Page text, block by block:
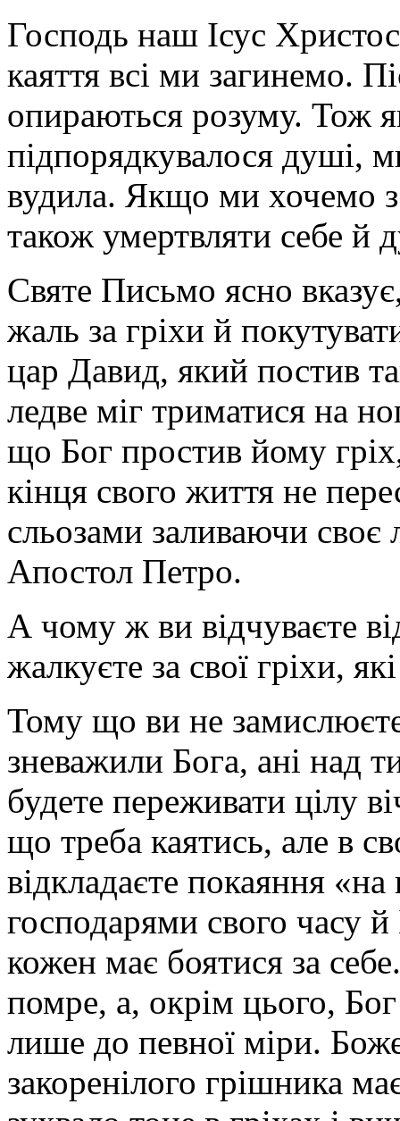
Господь наш Ісус
каяття всі ми загинемо.
опираються розуму. Тож
підпорядкувалося душі,
вудила. Якщо ми хочемо
також умертвляти себе й
Святе Письмо ясно
жаль за гріхи й
цар Давид, який постив
ледве міг триматися на
що Бог простив йому
кінця свого життя не
сльозами заливаючи
Апостол Петро.
А чому ж ви відчуваєте
жалкуєте за свої гріхи,
Тому що ви не
зневажили Бога, ані над
будете переживати цілу
що треба каятись, але в
відкладаєте покаяння
господарями свого часу
кожен має боятися за
помре, а, окрім цього,
лише до певної міри.
закоренілого грішника